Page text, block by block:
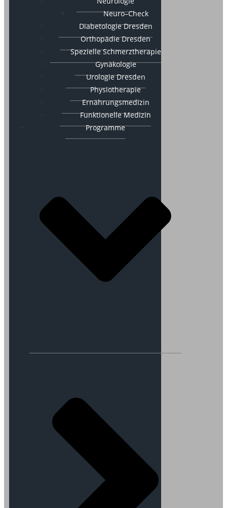
Neuro–Check
Diabetologie Dresden
Orthopädie Dresden
Spezielle Schmerztherapie
Gynäkologie
Urologie Dresden
Physiotherapie
Ernährungsmedizin
Funktionelle Medizin
Programme